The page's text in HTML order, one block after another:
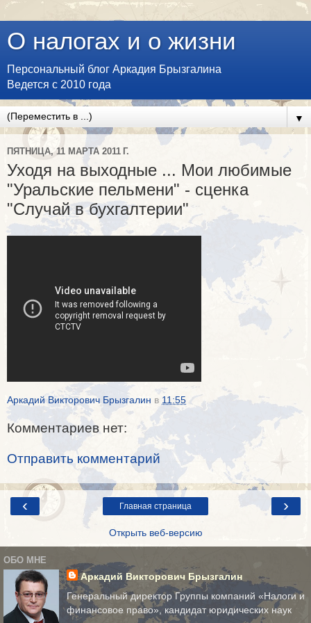
О налогах и о жизни
Персональный блог Аркадия Брызгалина
Ведется с 2010 года
▼
ПЯТНИЦА, 11 МАРТА 2011 Г.
Уходя на выходные ... Мои любимые
"Уральские пельмени" - сценка
"Случай в бухгалтерии"
Аркадий Викторович Брызгалин в 11:55
Комментариев нет:
Отправить комментарий
‹ ›
Главная страница
Открыть веб-версию
ОБО МНЕ
Аркадий Викторович Брызгалин
Генеральный директор Группы компаний «Налоги и
финансовое право», кандидат юридических наук